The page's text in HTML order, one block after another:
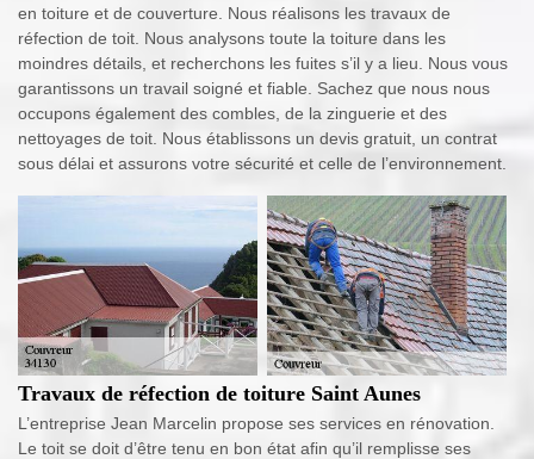
en toiture et de couverture. Nous réalisons les travaux de
réfection de toit. Nous analysons toute la toiture dans les
moindres détails, et recherchons les fuites s’il y a lieu. Nous vous
garantissons un travail soigné et fiable. Sachez que nous nous
occupons également des combles, de la zinguerie et des
nettoyages de toit. Nous établissons un devis gratuit, un contrat
sous délai et assurons votre sécurité et celle de l’environnement.
Travaux de réfection de toiture Saint Aunes
L’entreprise Jean Marcelin propose ses services en rénovation.
Le toit se doit d’être tenu en bon état afin qu’il remplisse ses